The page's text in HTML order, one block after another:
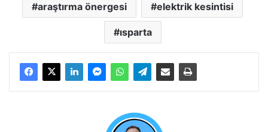
araştırma önergesi elektrik kesintisi
ısparta